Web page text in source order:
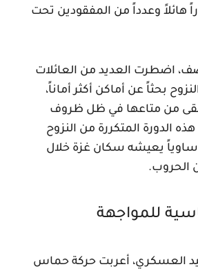
هائلاً وعدداً من المفقودين تحت
اضطرت العديد من العائلات
بحثاً عن أماكن أكثر أماناً،
من متاعها في ظل ظروف
الدورة المتكررة من النزوح
يعيشه سكان غزة خلال
الحروب.
للمواجهة
العسكري، أعربت حركة حماس